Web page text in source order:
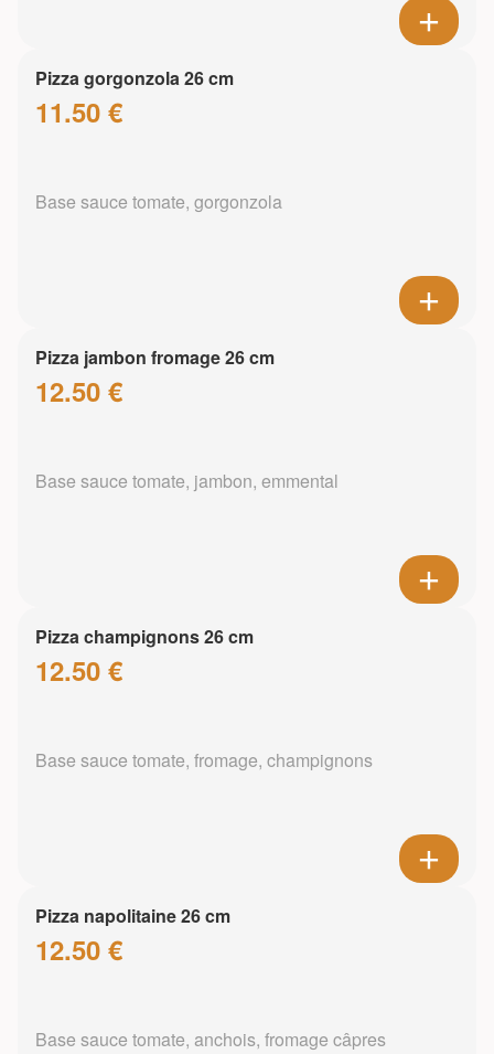
Pizza gorgonzola 26 cm
11.50 €
Base sauce tomate, gorgonzola
Pizza jambon fromage 26 cm
12.50 €
Base sauce tomate, jambon, emmental
Pizza champignons 26 cm
12.50 €
Base sauce tomate, fromage, champignons
Pizza napolitaine 26 cm
12.50 €
Base sauce tomate, anchois, fromage câpres